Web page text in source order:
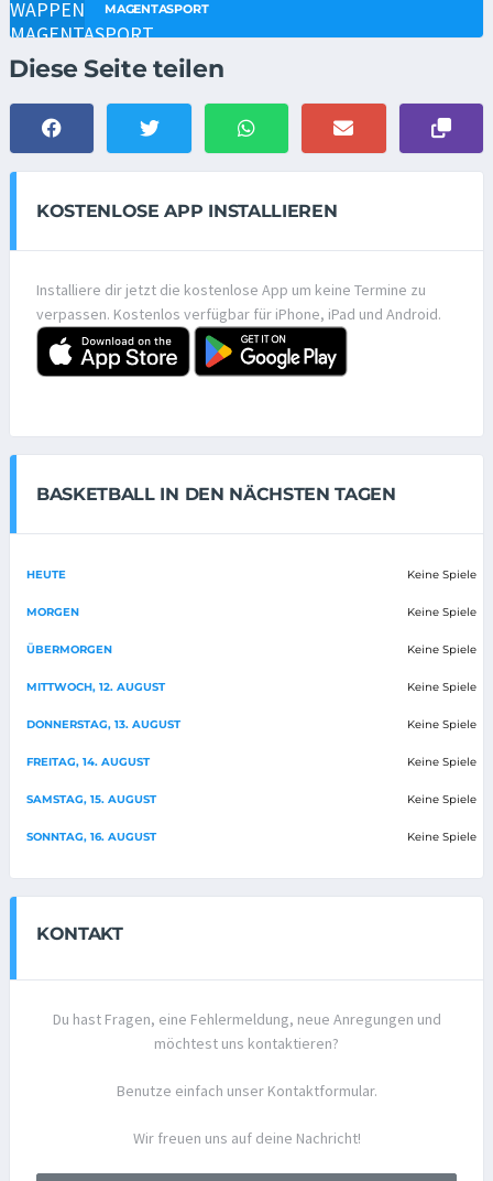
MAGENTASPORT
Diese Seite teilen
KOSTENLOSE APP INSTALLIEREN
Installiere dir jetzt die kostenlose App um keine Termine zu
verpassen. Kostenlos verfügbar für iPhone, iPad und Android.
BASKETBALL IN DEN NÄCHSTEN TAGEN
HEUTE Keine Spiele
MORGEN Keine Spiele
ÜBERMORGEN Keine Spiele
MITTWOCH, 12. AUGUST Keine Spiele
DONNERSTAG, 13. AUGUST Keine Spiele
FREITAG, 14. AUGUST Keine Spiele
SAMSTAG, 15. AUGUST Keine Spiele
SONNTAG, 16. AUGUST Keine Spiele
KONTAKT
Du hast Fragen, eine Fehlermeldung, neue Anregungen und
möchtest uns kontaktieren?
Benutze einfach unser Kontaktformular.
Wir freuen uns auf deine Nachricht!